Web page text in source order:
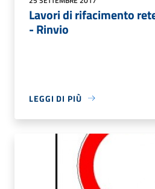
Lavori di rifacimento
- Rinvio
LEGGI DI PIÙ